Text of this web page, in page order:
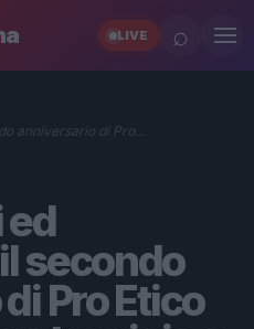
LIVE ⌕
anniversario di Pro…
ed
secondo
Pro Etico